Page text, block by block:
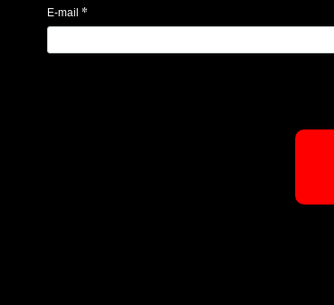
E-mail *